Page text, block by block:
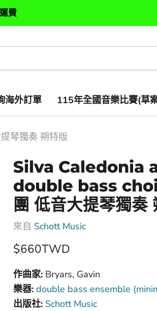
費
海外訂單 115年全國音樂比賽(草
琴獨奏 朔特版
Silva Caledonia
double bass
團 低音大提琴獨奏
來自 Schott Music
$660TWD
作曲家: Bryars, Gavin
樂器: double bass ensemble
出版社: Schott Music